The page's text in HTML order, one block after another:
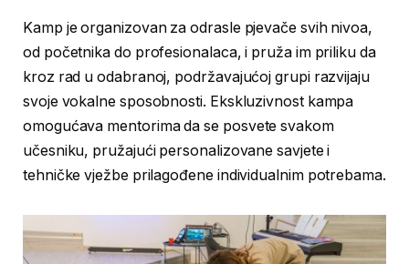
Kamp je organizovan za odrasle pjevače svih nivoa,
od početnika do profesionalaca, i pruža im priliku da
kroz rad u odabranoj, podržavajućoj grupi razvijaju
svoje vokalne sposobnosti. Ekskluzivnost kampa
omogućava mentorima da se posvete svakom
učesniku, pružajući personalizovane savjete i
tehničke vježbe prilagođene individualnim potrebama.